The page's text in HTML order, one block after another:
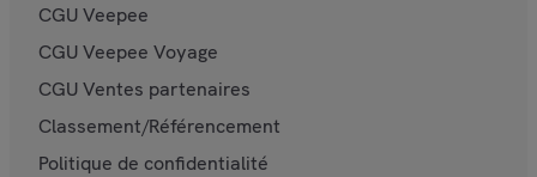
CGU Veepee
CGU Veepee Voyage
CGU Ventes partenaires
Classement/Référencement
Politique de confidentialité